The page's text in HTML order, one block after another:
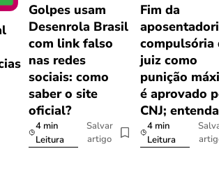
Golpes usam
Desenrola Brasil
com link falso
nas redes
sociais: como
saber o site
oficial?
4 min
Leitura
Salvar
artigo
Fim da
compulsória
juiz como
punição
é aprovado
CNJ; entenda
4 min
Leitura